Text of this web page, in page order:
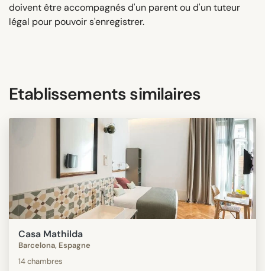
doivent être accompagnés d'un parent ou d'un tuteur
légal pour pouvoir s'enregistrer.
Etablissements similaires
Casa Mathilda
Barcelona, Espagne
14 chambres